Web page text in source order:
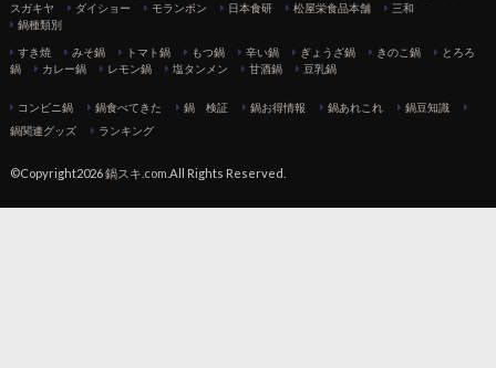
スガキヤ
ダイショー モランボン 日本食研 松屋栄食品本舗
三和
鍋種類別
すき焼 みそ鍋 トマト鍋 もつ鍋 辛い鍋 ぎょうざ鍋 きのこ鍋
とろろ
鍋
カレー鍋 レモン鍋 塩タンメン 甘酒鍋 豆乳鍋
コンビニ鍋 鍋食べてきた 鍋 検証 鍋お得情報 鍋あれこれ
鍋豆知識
鍋関連グッズ
ランキング
©Copyright2026鍋スキ.com .All Rights Reserved.